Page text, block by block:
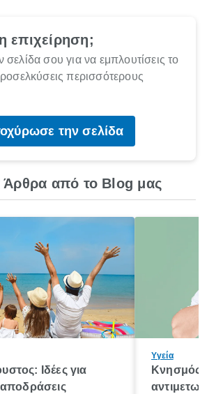
επιχείρηση;
σου για να εμπλουτίσεις το
περισσότερους
την σελίδα
Άρθρα από το Blog μας
Ιδέες για
αποδράσεις
Υγεία
Κνησμός: